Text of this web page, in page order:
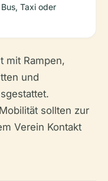
Taxi oder
mit Rampen,
und
sollten zur
Verein Kontakt